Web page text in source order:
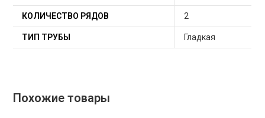
КОЛИЧЕСТВО РЯДОВ 2
ТИП ТРУБЫ Гладкая
Похожие товары